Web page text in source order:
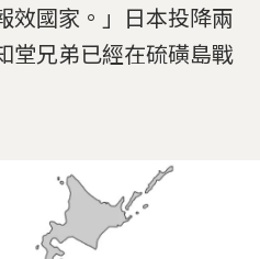
效國家。」日本投降兩
堂兄弟已經在硫磺島戰